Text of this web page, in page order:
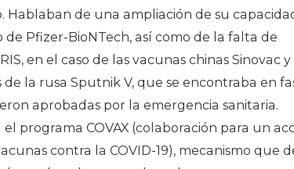
de una ampliación de su
de Pfizer-BioNTech, así como de la falta de
en el caso de las vacunas chinas Sinovac y
de la rusa Sputnik V, que se encontraba en
aprobadas por la emergencia sanitaria.
programa COVAX (colaboración para un
contra la COVID-19), mecanismo que